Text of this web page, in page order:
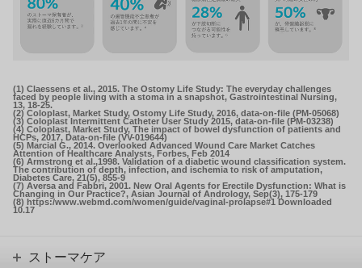
(1) Claessens et al., 2015. The Ostomy Life Study: The everyday challenges
faced by people living with a stoma in a snapshot, Gastrointestinal Nursing,
13, 18-25.
(2) Coloplast, Market Study, Ostomy Life Study, 2016, data-on-file (PM-05068)
(3) Coloplast Intermittent Catheter User Study 2015, data-on-file (PM-03238)
(4) Coloplast, Market Study, The impact of bowel dysfunction of patients and
HCPs, 2017, Data-on-file (VV-019644)
(5) Marcial G., 2014. Overlooked Advanced Wound Care Market Catches
Attention of Healthcare Analysts, Forbes, Feb 2014
(6) Armstrong et al.,1998. Validation of a diabetic wound classification system.
The contribution of depth, infection, and ischemia to risk of amputation,
Diabetes Care, 21(5), 855-9
(7) Aversa and Fabbri, 2001. New Oral Agents for Erectile Dysfunction: What is
Changing in Our Practice?, Asian Journal of Andrology, Sep(3), 175-179
(8) https:/www.webmd.com/women/guide/vaginal-prolapse#1 Downloaded
10.17
ストーマケア